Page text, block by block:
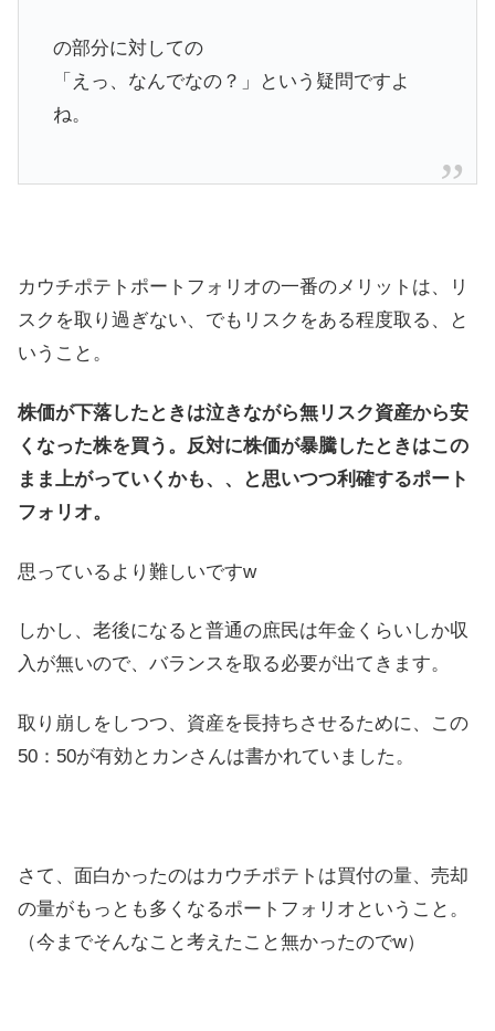
の部分に対しての
「えっ、なんでなの？」という疑問ですよ
ね。
カウチポテトポートフォリオの一番のメリットは、リ
スクを取り過ぎない、でもリスクをある程度取る、と
いうこと。
株価が下落したときは泣きながら無リスク資産から安
くなった株を買う。反対に株価が暴騰したときはこの
まま上がっていくかも、、と思いつつ利確するポート
フォリオ。
思っているより難しいですw
しかし、老後になると普通の庶民は年金くらいしか収
入が無いので、バランスを取る必要が出てきます。
取り崩しをしつつ、資産を長持ちさせるために、この
50：50が有効とカンさんは書かれていました。
さて、面白かったのはカウチポテトは買付の量、売却
の量がもっとも多くなるポートフォリオということ。
（今までそんなこと考えたこと無かったのでw）